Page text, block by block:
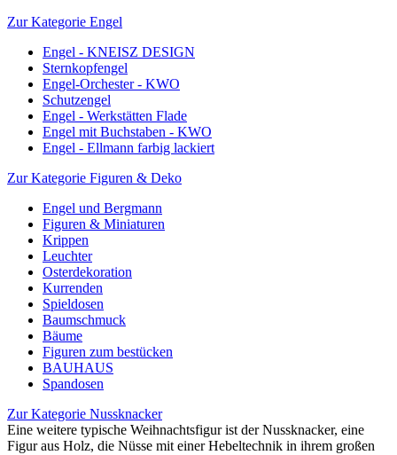
Zur Kategorie Engel
Engel - KNEISZ DESIGN
Sternkopfengel
Engel-Orchester - KWO
Schutzengel
Engel - Werkstätten Flade
Engel mit Buchstaben - KWO
Engel - Ellmann farbig lackiert
Zur Kategorie Figuren & Deko
Engel und Bergmann
Figuren & Miniaturen
Krippen
Leuchter
Osterdekoration
Kurrenden
Spieldosen
Baumschmuck
Bäume
Figuren zum bestücken
BAUHAUS
Spandosen
Zur Kategorie Nussknacker
Eine weitere typische Weihnachtsfigur ist der Nussknacker, eine
Figur aus Holz, die Nüsse mit einer Hebeltechnik in ihrem großen